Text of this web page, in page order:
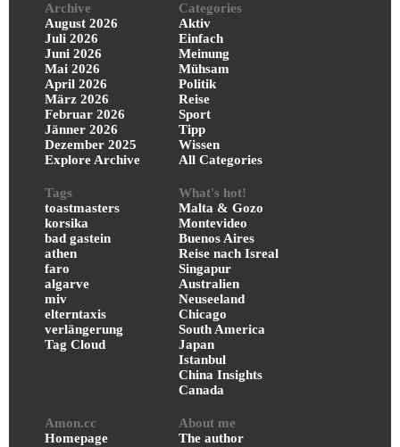
Archive
August 2026
Juli 2026
Juni 2026
Mai 2026
April 2026
März 2026
Februar 2026
Jänner 2026
Dezember 2025
Explore Archive
Categories
Aktiv
Einfach
Meinung
Mühsam
Politik
Reise
Sport
Tipp
Wissen
All Categories
Tags
toastmasters
korsika
bad gastein
athen
faro
algarve
miv
elterntaxis
verlängerung
Tag Cloud
What's hot!
Malta & Gozo
Montevideo
Buenos Aires
Reise nach Isreal
Singapur
Australien
Neuseeland
Chicago
South America
Japan
Istanbul
China Insights
Canada
Amon.cc
Homepage
About me
The author